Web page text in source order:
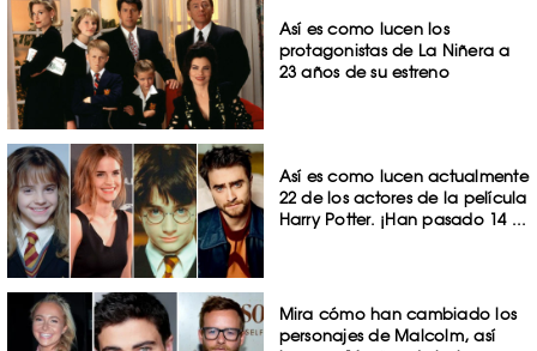
Así es como lucen los
protagonistas de La Niñera a
23 años de su estreno
Así es como lucen actualmente
22 de los actores de la película
Harry Potter. ¡Han pasado 14 ...
Mira cómo han cambiado los
personajes de Malcolm, así